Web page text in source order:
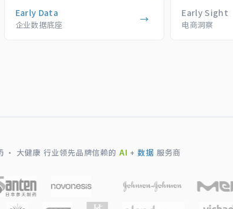
Early Data
企业数据底座 → Early Sight
电商洞察
· 大健康 行业领先品牌信赖的 AI +数据 服务商